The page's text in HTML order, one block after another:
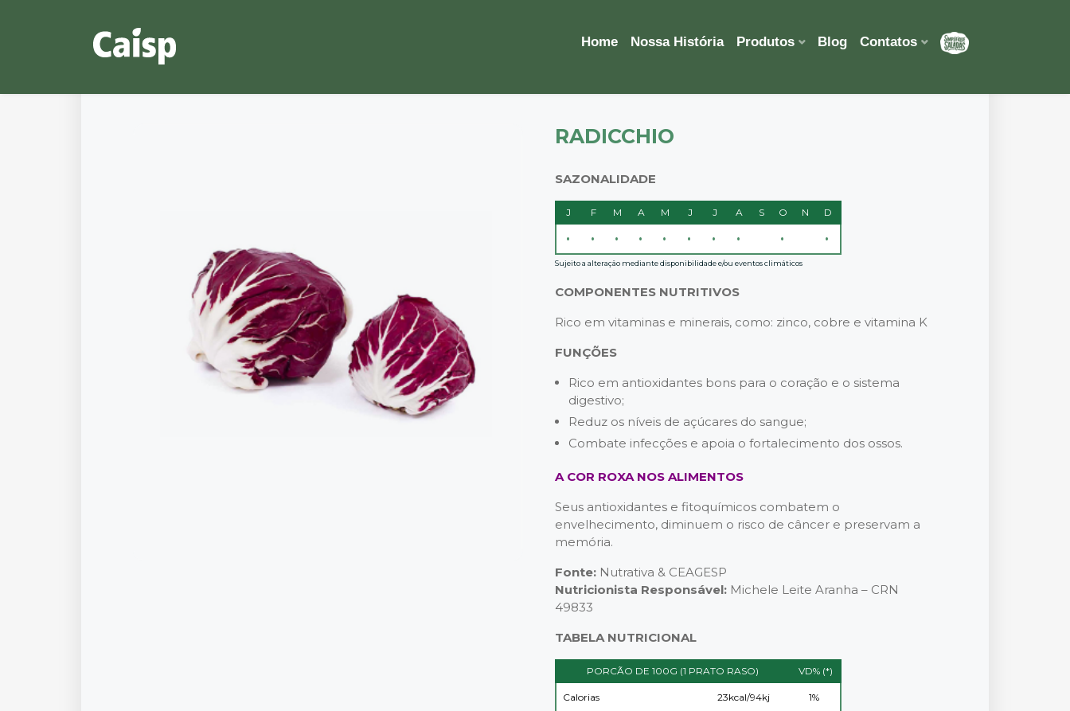
Home Nossa História Produtos Blog Contatos
RADICCHIO
SAZONALIDADE
J F M A M J J A S O N D
• • • • • • • • • •
Sujeito a alteração mediante disponibilidade e/ou eventos climáticos
COMPONENTES NUTRITIVOS
Rico em vitaminas e minerais, como: zinco, cobre e vitamina K
FUNÇÕES
Rico em antioxidantes bons para o coração e o sistema
digestivo;
Reduz os níveis de açúcares do sangue;
Combate infecções e apoia o fortalecimento dos ossos.
A COR ROXA NOS ALIMENTOS
Seus antioxidantes e fitoquímicos combatem o
envelhecimento, diminuem o risco de câncer e preservam a
memória.
Fonte: Nutrativa & CEAGESP
Nutricionista Responsável: Michele Leite Aranha – CRN
49833
TABELA NUTRICIONAL
PORCÃO DE 100G (1 PRATO RASO) VD% (*)
Calorias 23kcal/94kj 1%